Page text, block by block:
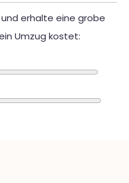
erhalte eine grobe
Umzug kostet: